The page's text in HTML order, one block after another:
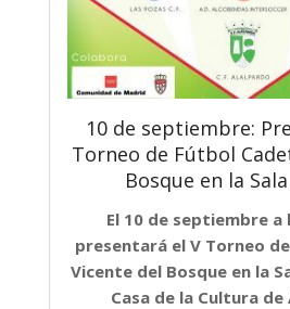
10 de septiembre:
Torneo de Fútbol
Bosque en la
El 10 de septiembre a
presentará el V Torneo
Vicente del Bosque en la
Casa de la Cultura